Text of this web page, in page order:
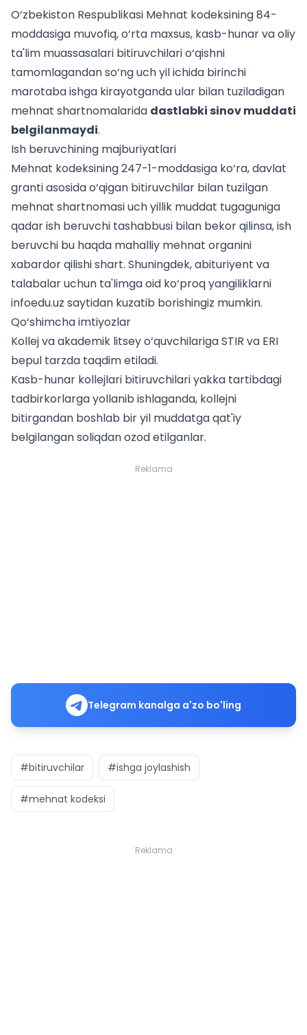
O‘zbekiston Respublikasi Mehnat kodeksining 84-
moddasiga muvofiq, o‘rta maxsus, kasb-hunar va oliy
ta'lim muassasalari bitiruvchilari o‘qishni
tamomlagandan so‘ng uch yil ichida birinchi
marotaba ishga kirayotganda ular bilan tuziladigan
mehnat shartnomalarida dastlabki sinov muddati
belgilanmaydi.
Ish beruvchining majburiyatlari
Mehnat kodeksining 247-1-moddasiga ko‘ra, davlat
granti asosida o‘qigan bitiruvchilar bilan tuzilgan
mehnat shartnomasi uch yillik muddat tugaguniga
qadar ish beruvchi tashabbusi bilan bekor qilinsa, ish
beruvchi bu haqda mahalliy mehnat organini
xabardor qilishi shart. Shuningdek,abituriyent va
talabalar uchun ta'limga oid ko‘proq yangiliklarni
infoedu.uz saytidan kuzatib borishingiz mumkin.
Qo‘shimcha imtiyozlar
Kollej va akademik litsey o‘quvchilariga STIR va ERI
bepul tarzda taqdim etiladi.
Kasb-hunar kollejlari bitiruvchilari yakka tartibdagi
tadbirkorlarga yollanib ishlaganda, kollejni
bitirgandan boshlab bir yil muddatga qat'iy
belgilangan soliqdan ozod etilganlar.
Reklama
Telegram kanalga a'zo bo'ling
#bitiruvchilar #ishga joylashish
#mehnat kodeksi
Reklama